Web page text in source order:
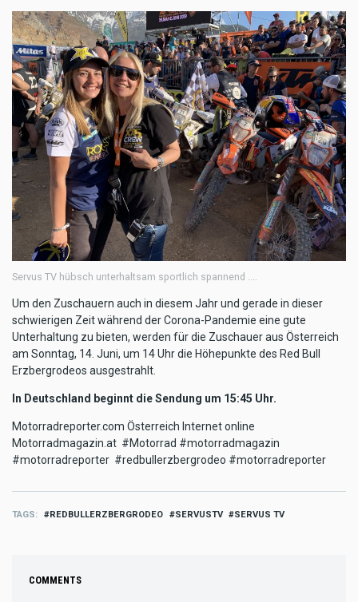
Servus TV hübsch unterhaltsam sportlich spannend ....
Um den Zuschauern auch in diesem Jahr und gerade in dieser
schwierigen Zeit während der Corona-Pandemie eine gute
Unterhaltung zu bieten, werden für die Zuschauer aus Österreich
am Sonntag, 14. Juni, um 14 Uhr die Höhepunkte des Red Bull
Erzbergrodeos ausgestrahlt.
In Deutschland beginnt die Sendung um 15:45 Uhr.
Motorradreporter.com Österreich Internet online
Motorradmagazin.at #Motorrad #motorradmagazin
#motorradreporter #redbullerzbergrodeo #motorradreporter
TAGS REDBULLERZBERGRODEO SERVUSTV SERVUS TV
COMMENTS